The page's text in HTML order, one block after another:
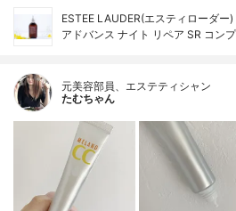
ESTEE LAUDER(エスティローダー)
アドバンス ナイト リペア SR コン
元美容部員、エステティシャン
たむちゃん